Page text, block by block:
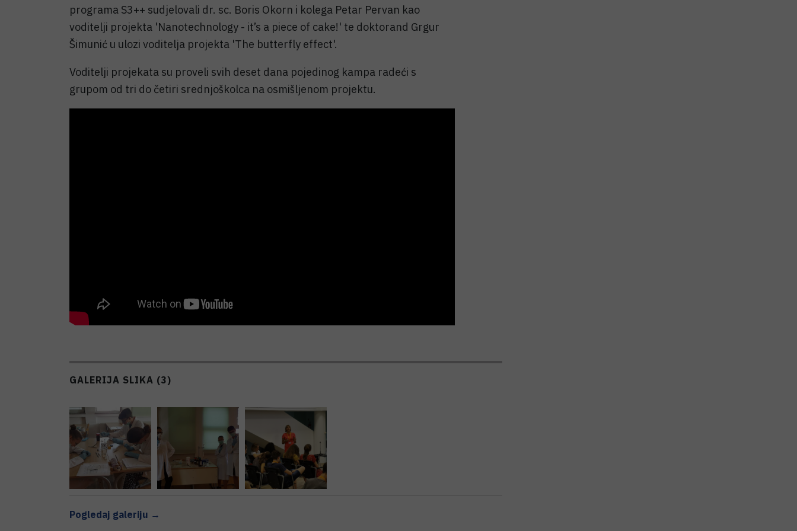
programa S3++ sudjelovali dr. sc. Boris Okorn i kolega Petar Pervan kao
voditelji projekta 'Nanotechnology - it’s a piece of cake!' te doktorand Grgur
Šimunić u ulozi voditelja projekta 'The butterfly effect'.
Voditelji projekata su proveli svih deset dana pojedinog kampa radeći s
grupom od tri do četiri srednjoškolca na osmišljenom projektu.
GALERIJA SLIKA (3)
Pogledaj galeriju →